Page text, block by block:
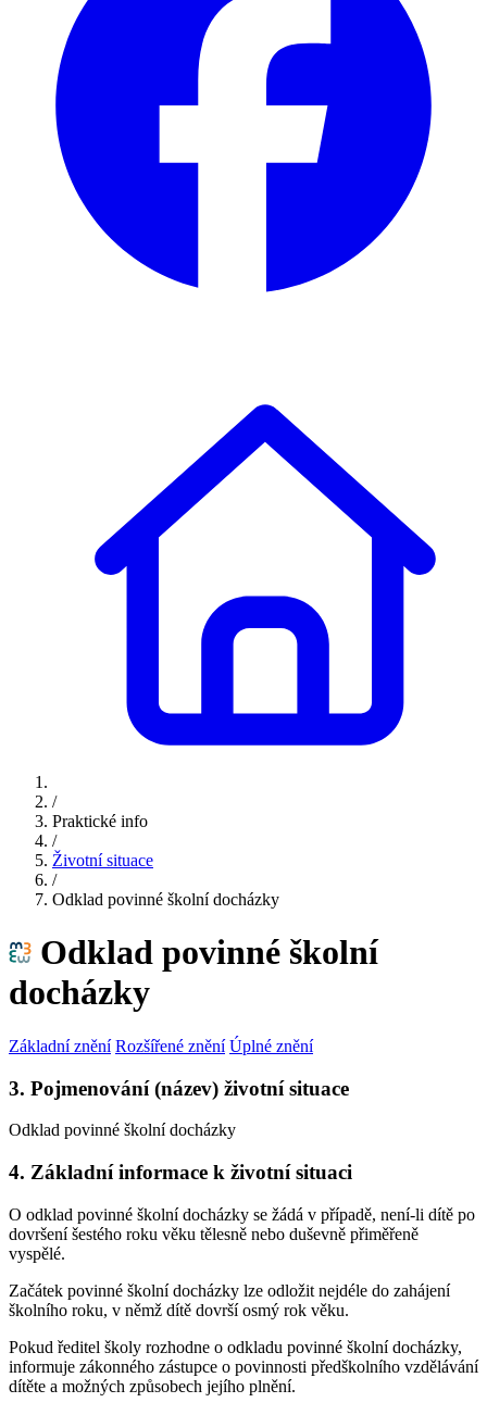
/
Praktické info
/
Životní situace
/
Odklad povinné školní docházky
Odklad povinné školní
docházky
Základní znění Rozšířené znění Úplné znění
3. Pojmenování (název) životní situace
Odklad povinné školní docházky
4. Základní informace k životní situaci
O odklad povinné školní docházky se žádá v případě, není-li dítě po
dovršení šestého roku věku tělesně nebo duševně přiměřeně
vyspělé.
Začátek povinné školní docházky lze odložit nejdéle do zahájení
školního roku, v němž dítě dovrší osmý rok věku.
Pokud ředitel školy rozhodne o odkladu povinné školní docházky,
informuje zákonného zástupce o povinnosti předškolního vzdělávání
dítěte a možných způsobech jejího plnění.